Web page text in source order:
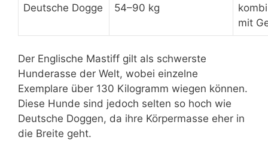
Deutsche Dogge 54–90 kg
mit
Der Englische Mastiff gilt als schwerste
Hunderasse der Welt, wobei einzelne
Exemplare über 130 Kilogramm wiegen können.
Diese Hunde sind jedoch selten so hoch wie
Deutsche Doggen, da ihre Körpermasse eher in
die Breite geht.